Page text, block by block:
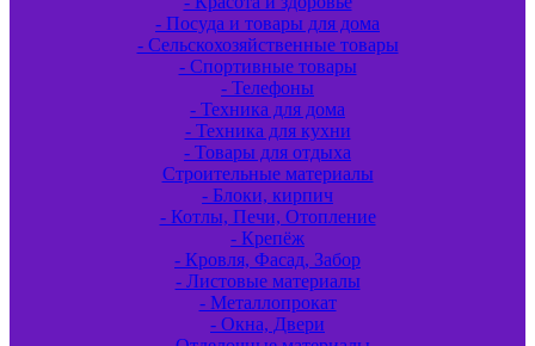
- Посуда и товары для дома
- Сельскохозяйственные товары
- Спортивные товары
- Телефоны
- Техника для дома
- Техника для кухни
- Товары для отдыха
Строительные материалы
- Блоки, кирпич
- Котлы, Печи, Отопление
- Крепёж
- Кровля, Фасад, Забор
- Листовые материалы
- Металлопрокат
- Окна, Двери